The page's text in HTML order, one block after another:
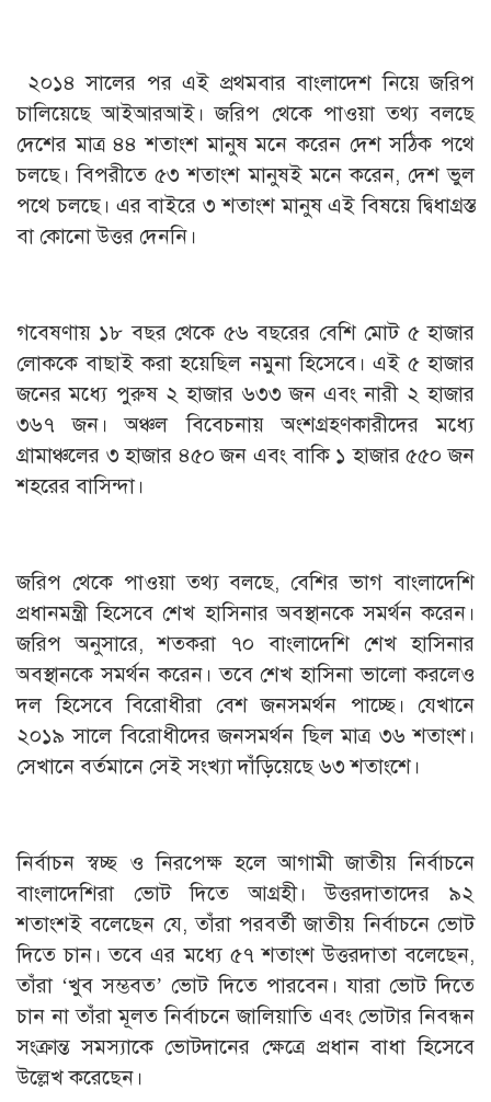
২০১৪ সালের পর এই প্রথমবার বাংলাদেশ নিয়ে জরিপ
চালিয়েছে আইআরআই। জরিপ থেকে পাওয়া তথ্য বলছে
দেশের মাত্র ৪৪ শতাংশ মানুষ মনে করেন দেশ সঠিক পথে
চলছে। বিপরীতে ৫৩ শতাংশ মানুষই মনে করেন, দেশ ভুল
পথে চলছে। এর বাইরে ৩ শতাংশ মানুষ এই বিষয়ে দ্বিধাগ্রস্ত
বা কোনো উত্তর দেননি।
গবেষণায় ১৮ বছর থেকে ৫৬ বছরের বেশি মোট ৫ হাজার
লোককে বাছাই করা হয়েছিল নমুনা হিসেবে। এই ৫ হাজার
জনের মধ্যে পুরুষ ২ হাজার ৬৩৩ জন এবং নারী ২ হাজার
৩৬৭ জন। অঞ্চল বিবেচনায় অংশগ্রহণকারীদের মধ্যে
গ্রামাঞ্চলের ৩ হাজার ৪৫০ জন এবং বাকি ১ হাজার ৫৫০ জন
শহরের বাসিন্দা।
জরিপ থেকে পাওয়া তথ্য বলছে, বেশির ভাগ বাংলাদেশি
প্রধানমন্ত্রী হিসেবে শেখ হাসিনার অবস্থানকে সমর্থন করেন।
জরিপ অনুসারে, শতকরা ৭০ বাংলাদেশি শেখ হাসিনার
অবস্থানকে সমর্থন করেন। তবে শেখ হাসিনা ভালো করলেও
দল হিসেবে বিরোধীরা বেশ জনসমর্থন পাচ্ছে। যেখানে
২০১৯ সালে বিরোধীদের জনসমর্থন ছিল মাত্র ৩৬ শতাংশ।
সেখানে বর্তমানে সেই সংখ্যা দাঁড়িয়েছে ৬৩ শতাংশে।
নির্বাচন স্বচ্ছ ও নিরপেক্ষ হলে আগামী জাতীয় নির্বাচনে
বাংলাদেশিরা ভোট দিতে আগ্রহী। উত্তরদাতাদের ৯২
শতাংশই বলেছেন যে, তাঁরা পরবর্তী জাতীয় নির্বাচনে ভোট
দিতে চান। তবে এর মধ্যে ৫৭ শতাংশ উত্তরদাতা বলেছেন,
তাঁরা ‘খুব সম্ভবত’ ভোট দিতে পারবেন। যারা ভোট দিতে
চান না তাঁরা মূলত নির্বাচনে জালিয়াতি এবং ভোটার নিবন্ধন
সংক্রান্ত সমস্যাকে ভোটদানের ক্ষেত্রে প্রধান বাধা হিসেবে
উল্লেখ করেছেন।